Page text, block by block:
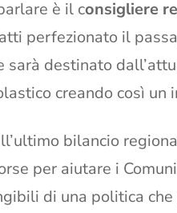
è il consigliere
perfezionato il
sarà destinato
creando così un
bilancio
per aiutare i
di una politica